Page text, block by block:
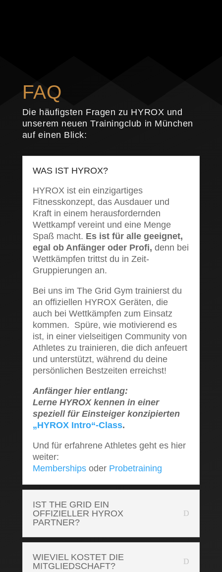
FAQ
Die häufigsten Fragen zu HYROX und
unserem neuen Trainingclub in München
auf einen Blick:
WAS IST HYROX?
HYROX ist ein einzigartiges
Fitnesskonzept, das Ausdauer und
Kraft in einem herausfordernden
Wettkampf vereint und eine Menge
Spaß macht. Es ist für alle geeignet,
egal ob Anfänger oder Profi, denn bei
Wettkämpfen trittst du in Zeit-
Gruppierungen an.
Bei uns im The Grid Gym trainierst du
an offiziellen HYROX Geräten, die
auch bei Wettkämpfen zum Einsatz
kommen. Spüre, wie motivierend es
ist, in einer vielseitigen Community von
Athletes zu trainieren, die dich anfeuert
und unterstützt, während du deine
persönlichen Bestzeiten erreichst!
Anfänger hier entlang:
Lerne HYROX kennen in einer
speziell für Einsteiger konzipierten
„HYROX Intro“-Class.
Und für erfahrene Athletes geht es hier
weiter:
Membershipsoder Probetraining
IST THE GRID EIN
OFFIZIELLER HYROX
PARTNER?
WIEVIEL KOSTET DIE
MITGLIEDSCHAFT?